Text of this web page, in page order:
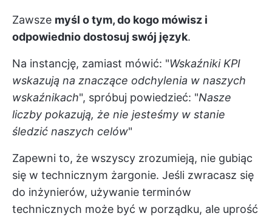
Zawsze myśl o tym, do kogo mówisz i
odpowiednio dostosuj swój język.
Na instancję, zamiast mówić: "Wskaźniki KPI
wskazują na znaczące odchylenia w naszych
wskaźnikach", spróbuj powiedzieć: "Nasze
liczby pokazują, że nie jesteśmy w stanie
śledzić naszych celów"
Zapewni to, że wszyscy zrozumieją, nie gubiąc
się w technicznym żargonie. Jeśli zwracasz się
do inżynierów, używanie terminów
technicznych może być w porządku, ale uprość